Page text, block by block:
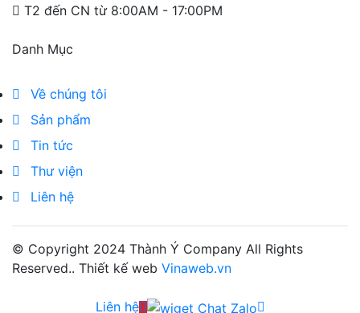
T2 đến CN từ 8:00AM - 17:00PM
Danh Mục
Về chúng tôi
Sản phẩm
Tin tức
Thư viện
Liên hệ
© Copyright 2024 Thành Ý Company All Rights
Reserved.. Thiết kế web Vinaweb.vn
Liên hệ